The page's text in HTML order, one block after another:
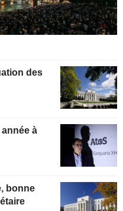
des
bonne